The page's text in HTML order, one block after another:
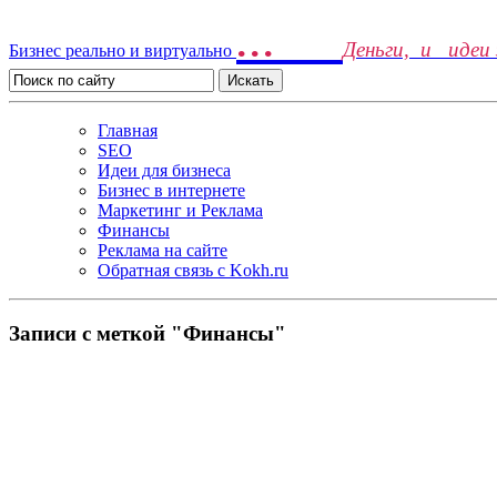
Бизнес реально и виртуально ... Деньги, и идеи
Главная
SEO
Идеи для бизнеса
Бизнес в интернете
Маркетинг и Реклама
Финансы
Реклама на сайте
Обратная связь c Kokh.ru
Записи с меткой "Финансы"